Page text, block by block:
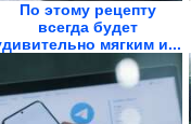
По этому рецепту
всегда будет
мягким и...